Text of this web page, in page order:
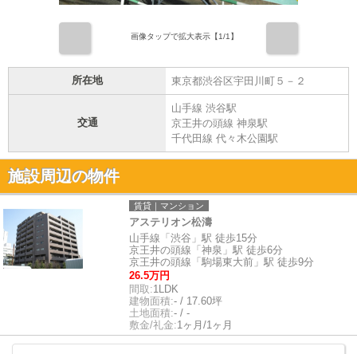
画像タップで拡大表示【1/1】
所在地 東京都渋谷区宇田川町５－２
交通
山手線 渋谷駅
京王井の頭線 神泉駅
千代田線 代々木公園駅
施設周辺の物件
賃貸｜マンション
アステリオン松濤
山手線「渋谷」駅 徒歩15分
京王井の頭線「神泉」駅 徒歩6分
京王井の頭線「駒場東大前」駅 徒歩9分
26.5万円
間取:1LDK
建物面積:- / 17.60坪
土地面積:- / -
敷金/礼金:1ヶ月/1ヶ月